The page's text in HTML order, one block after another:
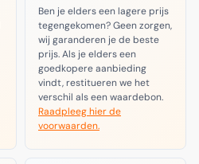
Ben je elders een lagere prijs
tegengekomen? Geen zorgen,
wij garanderen je de beste
prijs. Als je elders een
goedkopere aanbieding
vindt, restitueren we het
verschil als een waardebon.
Raadpleeg hier de
voorwaarden.